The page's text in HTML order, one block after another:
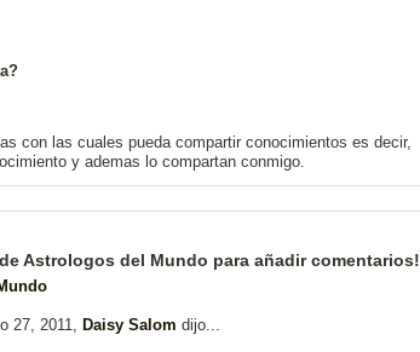
con las cuales pueda compartir conocimientos es decir,
y ademas lo compartan conmigo.
Astrologos del Mundo para añadir comentarios!
27, 2011, Daisy Salom dijo...